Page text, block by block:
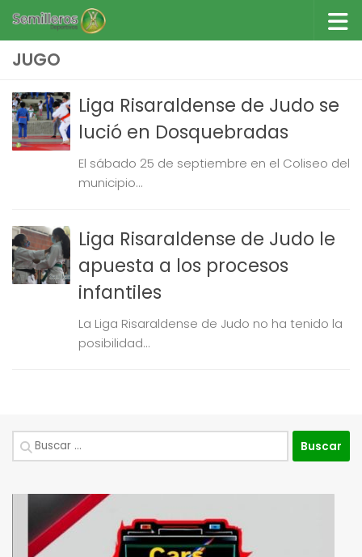
Saltar al contenido
JUGO
Liga Risaraldense de Judo se
lució en Dosquebradas
El sábado 25 de septiembre en el Coliseo del
municipio...
Liga Risaraldense de Judo le
apuesta a los procesos
infantiles
La Liga Risaraldense de Judo no ha tenido la
posibilidad...
Buscar: